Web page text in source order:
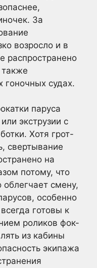
За
возросло и в
распространено
также
гоночных судах.
паруса
экструзии с
Хотя грот-
свертывание
на
потому, что
облегчает смену,
особенно
готовы к
роликов фок-
из кабины
экипажа